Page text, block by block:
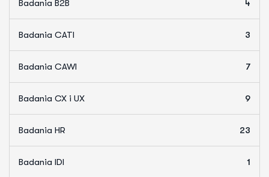
Badania B2B 4
Badania CATI 3
Badania CAWI 7
Badania CX i UX 9
Badania HR 23
Badania IDI 1